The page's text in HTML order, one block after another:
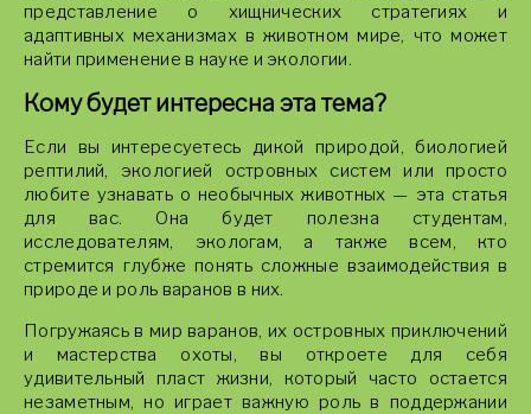
представление о хищнических стратегиях и
адаптивных механизмах в животном мире, что может
найти применение в науке и экологии.
Кому будет интересна эта тема?
Если вы интересуетесь дикой природой, биологией
рептилий, экологией островных систем или просто
любите узнавать о необычных животных — эта статья
для вас. Она будет полезна студентам,
исследователям, экологам, а также всем, кто
стремится глубже понять сложные взаимодействия в
природе и роль варанов в них.
Погружаясь в мир варанов, их островных приключений
и мастерства охоты, вы откроете для себя
удивительный пласт жизни, который часто остается
незаметным, но играет важную роль в поддержании